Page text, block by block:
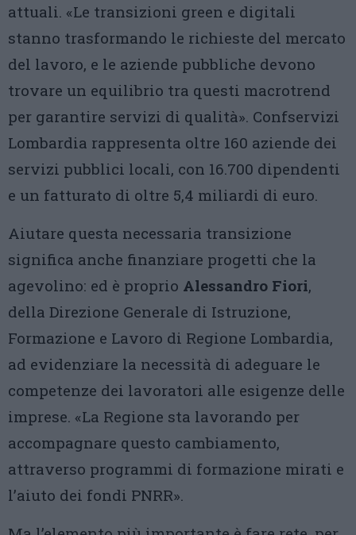
attuali. «Le transizioni green e digitali
stanno trasformando le richieste del mercato
del lavoro, e le aziende pubbliche devono
trovare un equilibrio tra questi macrotrend
per garantire servizi di qualità». Confservizi
Lombardia rappresenta oltre 160 aziende dei
servizi pubblici locali, con 16.700 dipendenti
e un fatturato di oltre 5,4 miliardi di euro.
Aiutare questa necessaria transizione
significa anche finanziare progetti che la
agevolino: ed è proprio Alessandro Fiori,
della Direzione Generale di Istruzione,
Formazione e Lavoro di Regione Lombardia,
ad evidenziare la necessità di adeguare le
competenze dei lavoratori alle esigenze delle
imprese. «La Regione sta lavorando per
accompagnare questo cambiamento,
attraverso programmi di formazione mirati e
l’aiuto dei fondi PNRR».